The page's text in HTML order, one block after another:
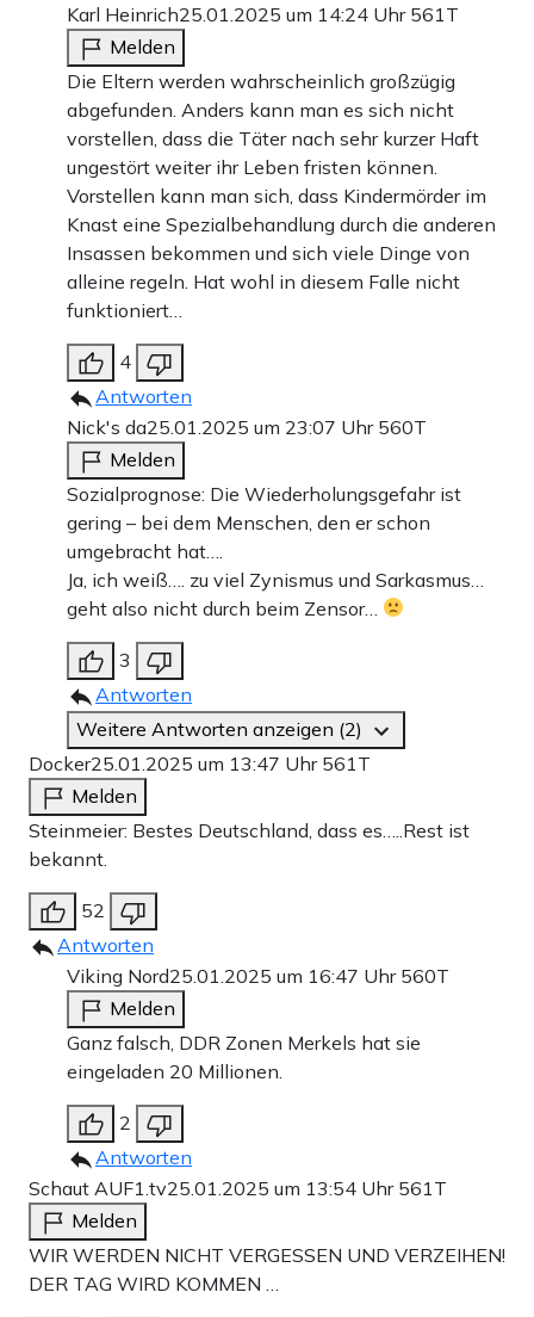
Karl Heinrich25.01.2025 um 14:24 Uhr 561T
Melden
Die Eltern werden wahrscheinlich großzügig
abgefunden. Anders kann man es sich nicht
vorstellen, dass die Täter nach sehr kurzer Haft
ungestört weiter ihr Leben fristen können.
Vorstellen kann man sich, dass Kindermörder im
Knast eine Spezialbehandlung durch die anderen
Insassen bekommen und sich viele Dinge von
alleine regeln. Hat wohl in diesem Falle nicht
funktioniert…
4
Antworten
Nick's da25.01.2025 um 23:07 Uhr 560T
Melden
Sozialprognose: Die Wiederholungsgefahr ist
gering – bei dem Menschen, den er schon
umgebracht hat….
Ja, ich weiß…. zu viel Zynismus und Sarkasmus…
geht also nicht durch beim Zensor…
3
Antworten
Weitere Antworten anzeigen (2)
Docker25.01.2025 um 13:47 Uhr 561T
Melden
Steinmeier: Bestes Deutschland, dass es…..Rest ist
bekannt.
52
Antworten
Viking Nord25.01.2025 um 16:47 Uhr 560T
Melden
Ganz falsch, DDR Zonen Merkels hat sie
eingeladen 20 Millionen.
2
Antworten
Schaut AUF1.tv25.01.2025 um 13:54 Uhr 561T
Melden
WIR WERDEN NICHT VERGESSEN UND VERZEIHEN!
DER TAG WIRD KOMMEN …